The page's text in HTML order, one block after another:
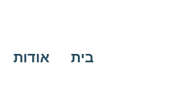
בית אודות